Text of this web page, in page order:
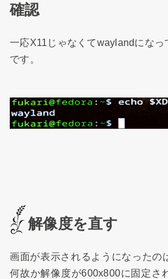
確認
一応X11じゃなくてwaylandにな
です。
解像度を直す
画面が表示されるようになったの
何故か解像度が600x800に固定さ